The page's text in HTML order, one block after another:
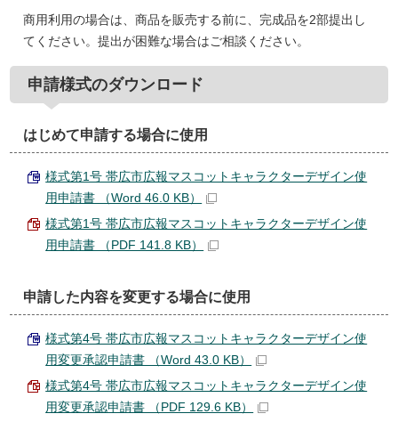
商用利用の場合は、商品を販売する前に、完成品を2部提出し
てください。提出が困難な場合はご相談ください。
申請様式のダウンロード
はじめて申請する場合に使用
様式第1号 帯広市広報マスコットキャラクターデザイン使
用申請書 （Word 46.0 KB）
様式第1号 帯広市広報マスコットキャラクターデザイン使
用申請書 （PDF 141.8 KB）
申請した内容を変更する場合に使用
様式第4号 帯広市広報マスコットキャラクターデザイン使
用変更承認申請書 （Word 43.0 KB）
様式第4号 帯広市広報マスコットキャラクターデザイン使
用変更承認申請書 （PDF 129.6 KB）